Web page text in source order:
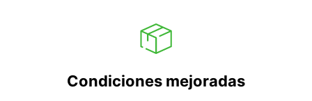
Condiciones mejoradas